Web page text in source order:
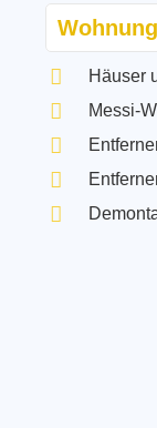
Häuser
Messi-